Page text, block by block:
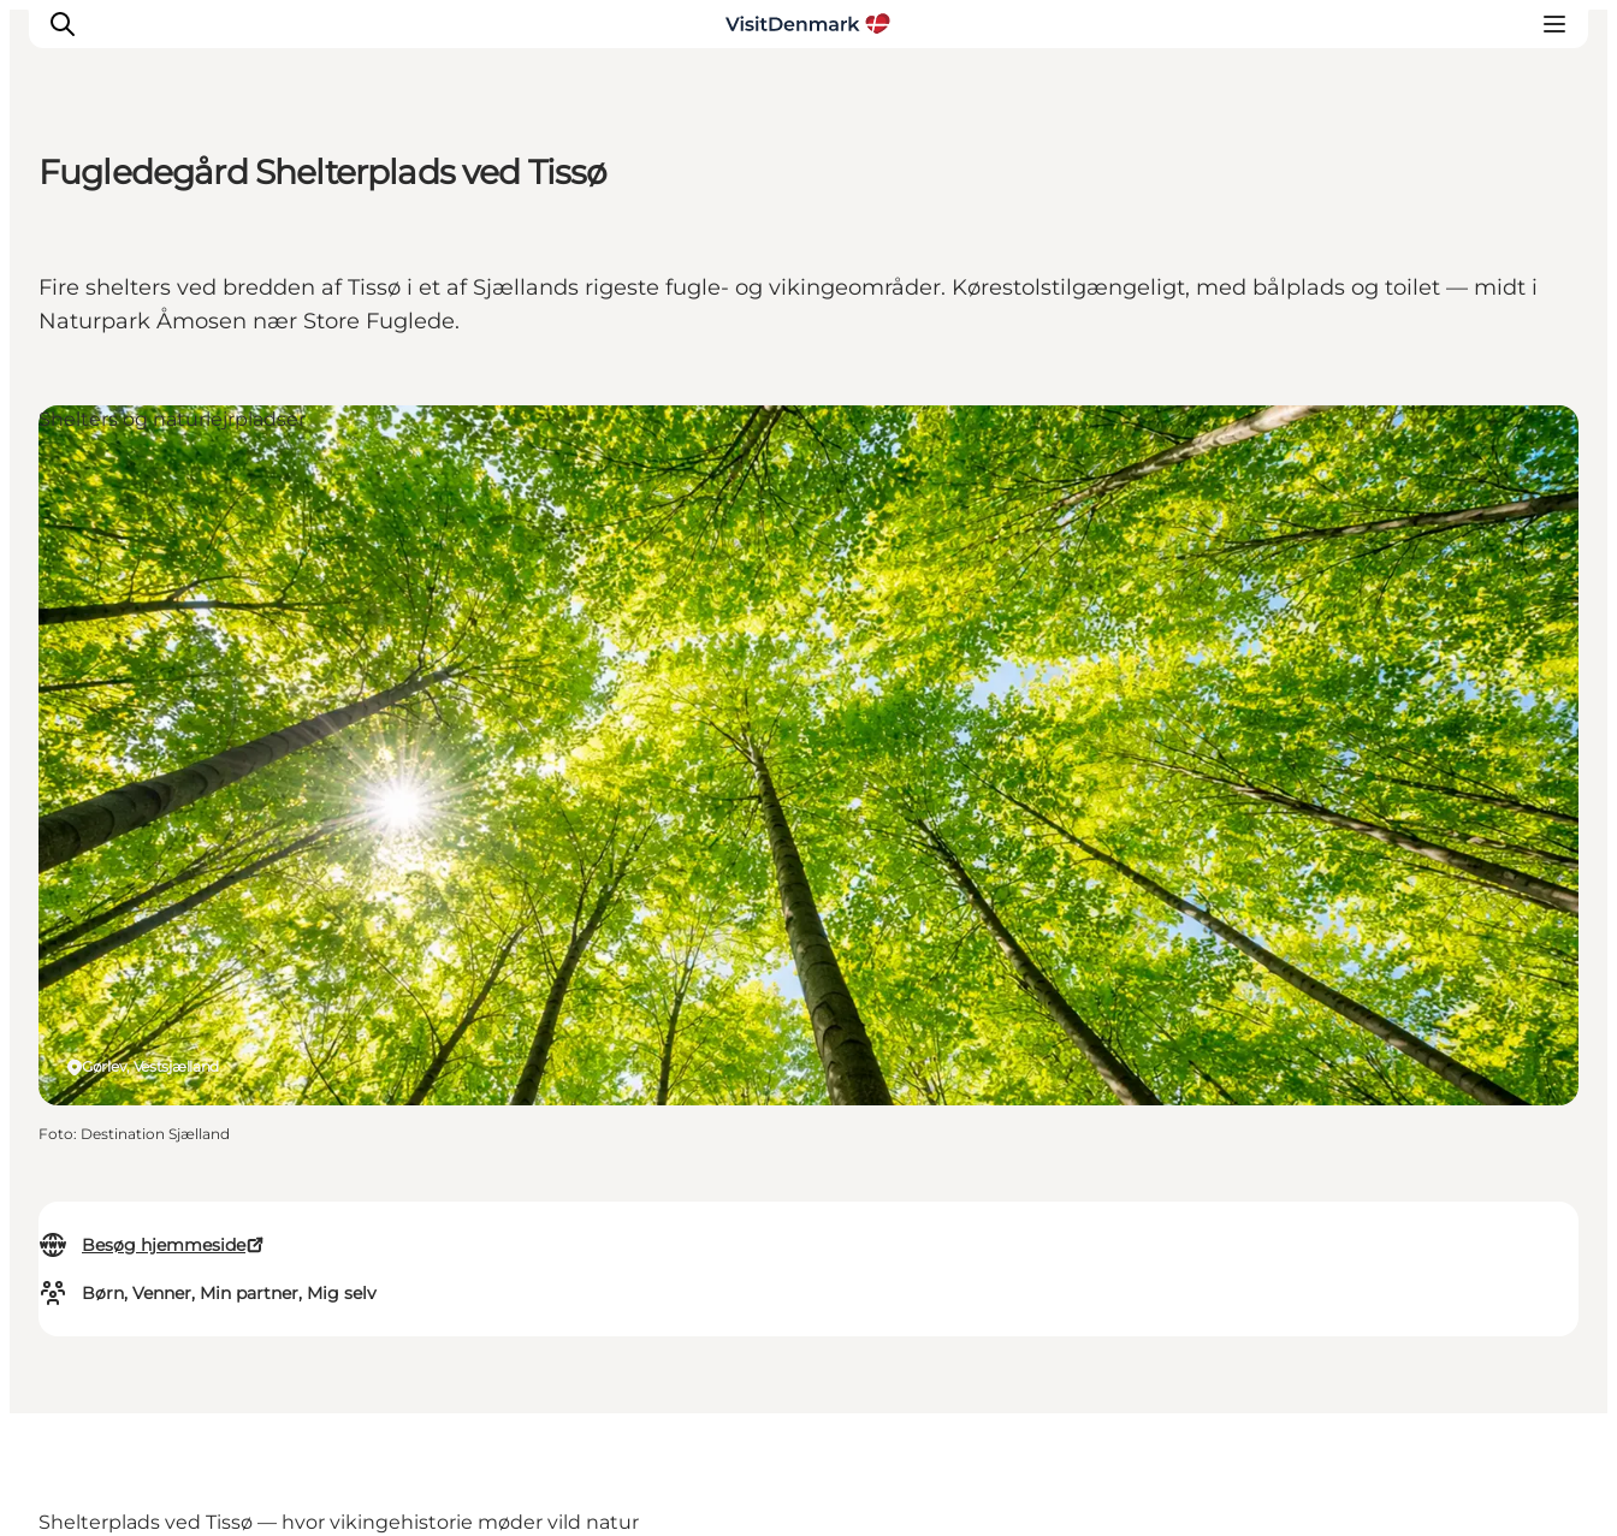
Oplevelser
Overnatning
Planlæg ferien
Fugledegård Shelterplads ved Tissø
Fire shelters ved bredden af Tissø i et af Sjællands rigeste fugle- og vikingeområder. Kørestolstilgængeligt, med bålplads og toilet — midt i
Naturpark Åmosen nær Store Fuglede.
Besøg hjemmeside
Børn, Venner, Min partner, Mig selv
Gørlev, Vestsjælland
Shelters og naturlejrpladser
Foto: Destination Sjælland
Shelterplads ved Tissø — hvor vikingehistorie møder vild natur